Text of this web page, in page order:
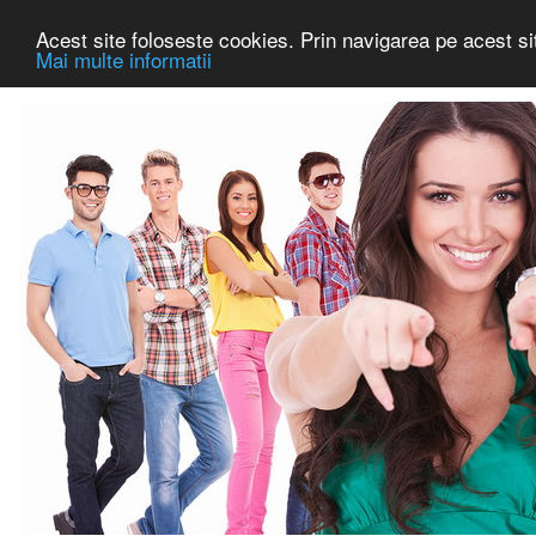
Acest site foloseste cookies. Prin navigarea pe acest
Mai multe informatii